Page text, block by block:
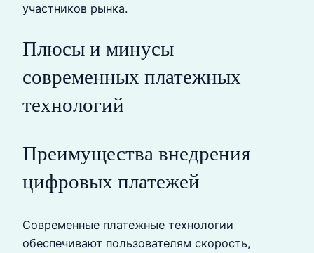
участников рынка.
Плюсы и минусы
современных платежных
технологий
Преимущества внедрения
цифровых платежей
Современные платежные технологии
обеспечивают пользователям скорость,